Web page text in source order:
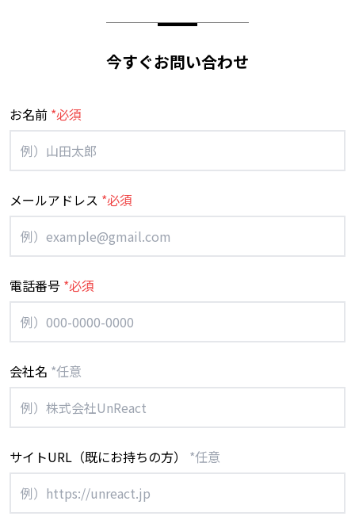
今すぐお問い合わせ
お名前 *必須
メールアドレス *必須
電話番号 *必須
会社名 *任意
サイトURL（既にお持ちの方） *任意